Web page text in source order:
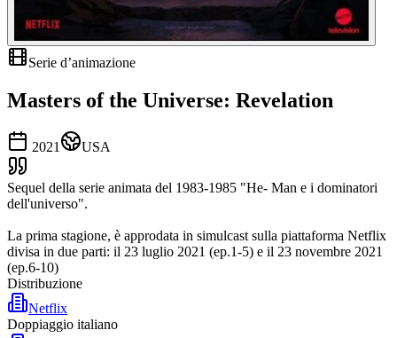
Serie d’animazione
Masters of the Universe: Revelation
2021 USA
Sequel della serie animata del 1983-1985 "He- Man e i dominatori
dell'universo".
La prima stagione, è approdata in simulcast sulla piattaforma Netflix
divisa in due parti: il 23 luglio 2021 (ep.1-5) e il 23 novembre 2021
(ep.6-10)
Distribuzione
Netflix
Doppiaggio italiano